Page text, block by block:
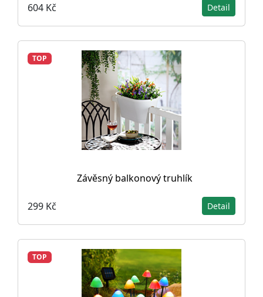
604 Kč Detail
TOP
Závěsný balkonový truhlík
299 Kč Detail
TOP